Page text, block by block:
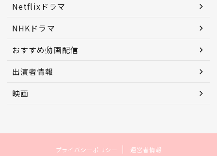
Netflixドラマ
NHKドラマ
おすすめ動画配信
出演者情報
映画
プライバシーポリシー 運営者情報